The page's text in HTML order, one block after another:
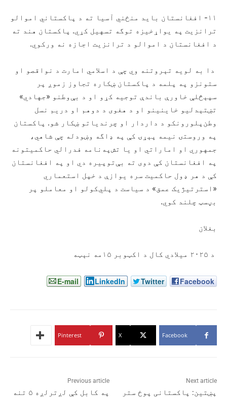
۱۱- افغانستان باید منځني آسیا ته د پاکستاني اموالو
ترانزیت په یواړخیزه توگه تسهیل کړي. پاکستان هند ته
د افغانستان د اموالو د ترانزیت اجازه نه ورکوي.
دا به لویه تېروتنه وي چې د اسلامي امارت د نواقصو او
ستونزو په پلمه د پاکستان ښکاره تجاوز زموږ پر
سپېڅلې خاورې باندې توجیه کړو او د بې‌وطنو «جهادي»
تښتېدليو خاینینو او د هغوی د دوهم او دریم نسل
وطن‌پلورونکو د داردار او چرندیاتو ښکار شو. پاکستان
په وروستۍ نیمه پېړۍ کې په ډاگه وښودله چې شاهي،
جمهوري او اماراتي او یا تش‌په‌نامه فدرالي حاکمیتونه
په افغانستان کې دوی ته بې‌توپیره دي او په افغانستان
کې د هر ډول حاکمیت سره یوازې د خپل استعماري
«استرتیژیک عمق» د سیاست د پلي‌کولو او معاملو پر
بڼسټ چلند کوي.
بغلان
د ۲۰۲۵ میلادي کال د اکټوبر ۱۵مه نېټه
Facebook
Twitter
LinkedIn
E-mail
Facebook
X
Pinterest
Previous article
په کابل کې لږترلږه ۵ تنه
Next article
پښتین: پاکستانی پوځ ستر